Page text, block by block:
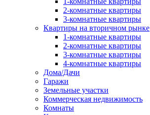
2-комнатные квартиры
3-комнатные квартиры
Квартиры на вторичном рынке
1-комнатные квартиры
2-комнатные квартиры
3-комнатные квартиры
4-комнатные квартиры
Дома/Дачи
Гаражи
Земельные участки
Коммерческая недвижимость
Комнаты